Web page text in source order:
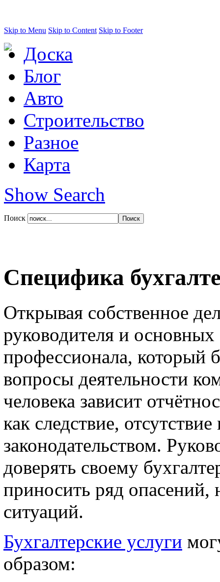
Skip to Menu Skip to Content Skip to Footer
Доска
Блог
Авто
Строительство
Разное
Карта
Show Search
Поиск
Специфика
Открывая собственное
руководителя и
профессионала, который
вопросы деятельности
человека зависит
как следствие,
законодательством.
доверять своему
приносить ряд опасений,
ситуаций.
Бухгалтерские услуги
образом: